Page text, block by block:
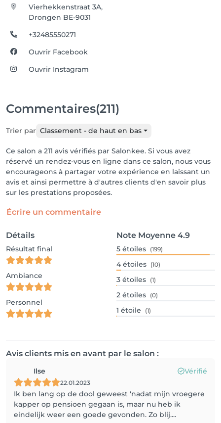
Vierhekkenstraat 3A,
Drongen BE-9031
+32485550271
Ouvrir Facebook
Ouvrir Instagram
Commentaires(211)
Trier par Classement - de haut en bas
Ce salon a 211 avis vérifiés par Salonkee. Si vous avez
réservé un rendez-vous en ligne dans ce salon, nous vous
encourageons à partager votre expérience en laissant un
avis et ainsi permettre à d'autres clients d'en savoir plus
sur les prestations proposées.
Écrire un commentaire
Détails
Résultat final
Ambiance
Personnel
Note Moyenne 4.9
5 étoiles (199)
4 étoiles (10)
3 étoiles (1)
2 étoiles (0)
1 étoile (1)
Avis clients mis en avant par le salon :
Ilse Vérifié
22.01.2023
Ik ben lang op de dool geweest 'nadat mijn vroegere
kapper op pensioen gegaan is, maar nu heb ik
eindelijk weer een goede gevonden. Zo blij....